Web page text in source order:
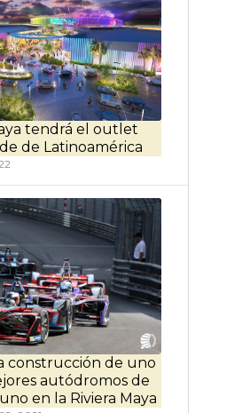
tendrá el outlet
de Latinoamérica
construcción de uno
autódromos de
en la Riviera Maya